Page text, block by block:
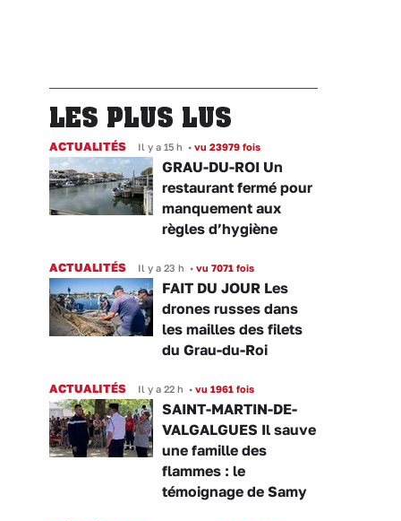
LES PLUS LUS
ACTUALITÉS Il y a 15 h • vu 23979 fois
GRAU-DU-ROI Un
restaurant fermé pour
manquement aux
règles d’hygiène
ACTUALITÉS Il y a 23 h • vu 7071 fois
FAIT DU JOUR Les
drones russes dans
les mailles des filets
du Grau-du-Roi
ACTUALITÉS Il y a 22 h • vu 1961 fois
SAINT-MARTIN-DE-
VALGALGUES Il sauve
une famille des
flammes : le
témoignage de Samy